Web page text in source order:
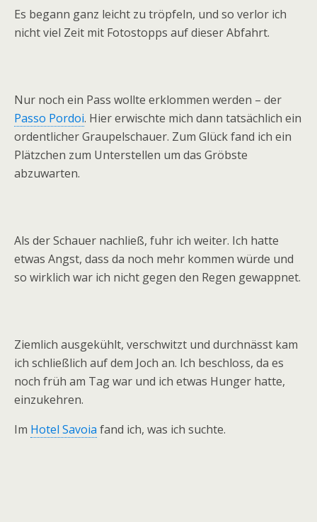
Es begann ganz leicht zu tröpfeln, und so verlor ich
nicht viel Zeit mit Fotostopps auf dieser Abfahrt.
Nur noch ein Pass wollte erklommen werden – der
Passo Pordoi. Hier erwischte mich dann tatsächlich ein
ordentlicher Graupelschauer. Zum Glück fand ich ein
Plätzchen zum Unterstellen um das Gröbste
abzuwarten.
Als der Schauer nachließ, fuhr ich weiter. Ich hatte
etwas Angst, dass da noch mehr kommen würde und
so wirklich war ich nicht gegen den Regen gewappnet.
Ziemlich ausgekühlt, verschwitzt und durchnässt kam
ich schließlich auf dem Joch an. Ich beschloss, da es
noch früh am Tag war und ich etwas Hunger hatte,
einzukehren.
Im Hotel Savoia fand ich, was ich suchte.